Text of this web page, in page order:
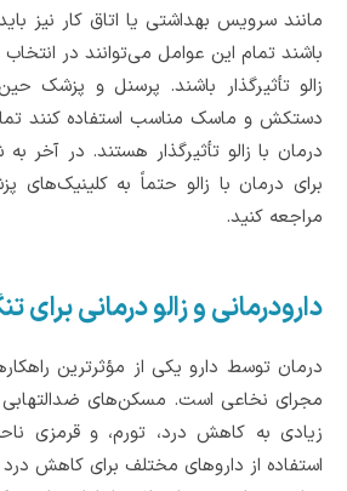
مانند سرویس بهداشتی یا اتاق کار نیز
باشند تمام این عوامل می‌توانند در
زالو تأثیرگذار باشند. پرسنل و پزشک
دستکش و ماسک مناسب استفاده کنند
درمان با زالو تأثیرگذار هستند. در آخر
برای درمان با زالو حتماً به
مراجعه کنید.
دارودرمانی و زالو درمانی برای
درمان توسط دارو یکی از مؤثرترین
مجرای نخاعی است. مسکن‌های ضدالتهابی
زیادی به کاهش درد، تورم، و قرمزی
استفاده از داروهای مختلف برای کاهش